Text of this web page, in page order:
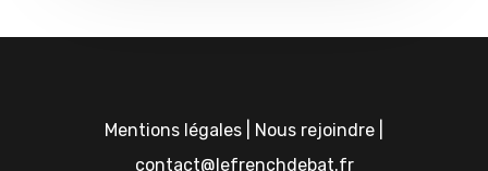
Mentions légales Nous rejoindre
contact@lefrenchdebat.fr